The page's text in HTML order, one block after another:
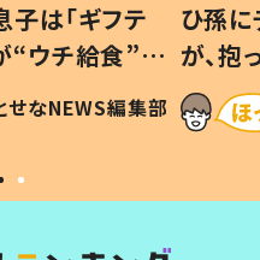
は「ギフテ
“ウチ給食”を
は #令和の親
せなNEWS編集部
ひ孫
が、
「涙が
い」